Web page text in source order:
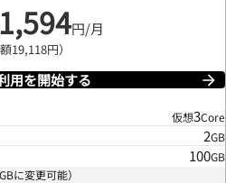
円/月
額19,118円）
用を開始する
仮想3Core
2GB
100GB
に変更可能）